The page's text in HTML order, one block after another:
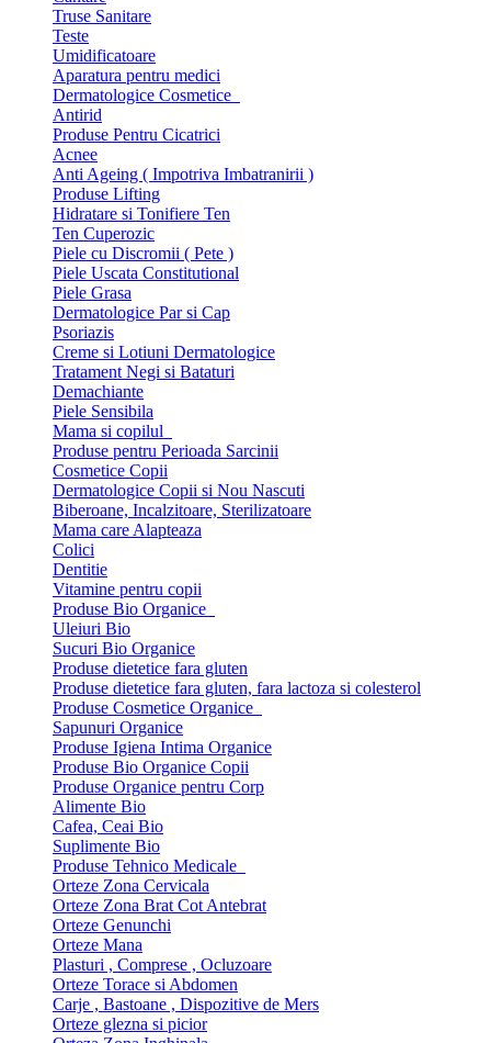
Truse Sanitare
Teste
Umidificatoare
Aparatura pentru medici
Dermatologice Cosmetice
Antirid
Produse Pentru Cicatrici
Acnee
Anti Ageing ( Impotriva Imbatranirii )
Produse Lifting
Hidratare si Tonifiere Ten
Ten Cuperozic
Piele cu Discromii ( Pete )
Piele Uscata Constitutional
Piele Grasa
Dermatologice Par si Cap
Psoriazis
Creme si Lotiuni Dermatologice
Tratament Negi si Bataturi
Demachiante
Piele Sensibila
Mama si copilul
Produse pentru Perioada Sarcinii
Cosmetice Copii
Dermatologice Copii si Nou Nascuti
Biberoane, Incalzitoare, Sterilizatoare
Mama care Alapteaza
Colici
Dentitie
Vitamine pentru copii
Produse Bio Organice
Uleiuri Bio
Sucuri Bio Organice
Produse dietetice fara gluten
Produse dietetice fara gluten, fara lactoza si colesterol
Produse Cosmetice Organice
Sapunuri Organice
Produse Igiena Intima Organice
Produse Bio Organice Copii
Produse Organice pentru Corp
Alimente Bio
Cafea, Ceai Bio
Suplimente Bio
Produse Tehnico Medicale
Orteze Zona Cervicala
Orteze Zona Brat Cot Antebrat
Orteze Genunchi
Orteze Mana
Plasturi , Comprese , Ocluzoare
Orteze Torace si Abdomen
Carje , Bastoane , Dispozitive de Mers
Orteze glezna si picior